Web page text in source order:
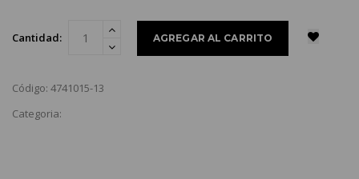
Cantidad:
Código: 4741015-13
Categoria: